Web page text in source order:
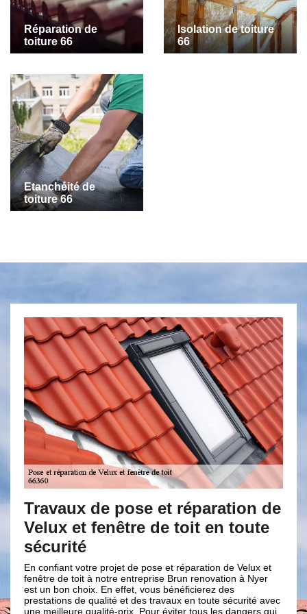
Réparation de
toiture 66
Isolation de toiture
66
Etanchéité de
toiture 66
Brun renovation : savoir-faire
d’une équipe professionnelle en
Velux et fenêtre de toit
Vous avez un projet en installation de velux ou fenêtre de
toit dans le 66360 ? Vous avez les meilleurs artisans chez
Brun renovation. Quelles que soient la taille et la structure
de votre toiture, nous saurons vous conseiller l’ouverture le
plus adaptée. En effet, nous tenons à vous renseigner sur
Ils